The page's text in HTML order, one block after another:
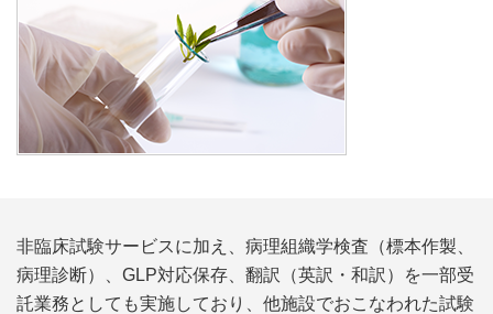
非臨床試験サービスに加え、病理組織学検査（標本作製、
病理診断）、GLP対応保存、翻訳（英訳・和訳）を一部受
託業務としても実施しており、他施設でおこなわれた試験